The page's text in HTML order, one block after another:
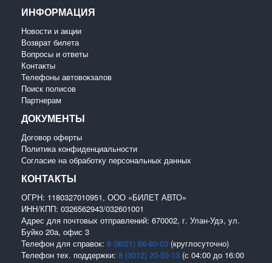
ИНФОРМАЦИЯ
Новости и акции
Возврат билета
Вопросы и ответы
Контакты
Телефоны автовокзалов
Поиск полисов
Партнерам
ДОКУМЕНТЫ
Договор оферты
Политика конфиденциальности
Согласие на обработку персональных данных
КОНТАКТЫ
ОГРН: 1180327010951, ООО «БИЛЕТ АВТО»
ИНН/КПП: 0326562943/032601001
Адрес для почтовых отправлений: 670002, г. Улан-Удэ, ул.
Буйко 20а, офис 3
Телефон для справок: 8 (9021) 66-80-03 (круглосуточно)
Телефон тех. поддержки: 8 (3012) 20-50-13 (с 04:00 до 16:00